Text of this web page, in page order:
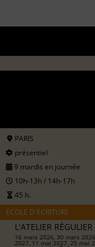
PARIS
présentiel
9 mardis en journée
10h-13h / 14h-17h
45 h.
ÉCOLE D'ÉCRITURE
L'ATELIER RÉGULIER
16 mars 2026, 30 mars
2027, 11 mai 2027, 25 mai